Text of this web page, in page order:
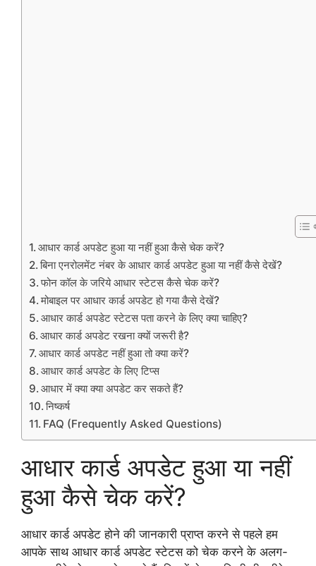
आधार कार्ड अपडेट हुआ या नहीं हुआ कैसे चेक करें?
बिना एनरोलमेंट नंबर के आधार कार्ड अपडेट हुआ या नहीं कैसे देखें?
फोन कॉल के जरिये आधार स्टेटस कैसे चेक करें?
मोबाइल पर आधार कार्ड अपडेट हो गया कैसे देखें?
आधार कार्ड अपडेट स्टेटस पता करने के लिए क्या चाहिए?
आधार कार्ड अपडेट रखना क्यों जरूरी है?
आधार कार्ड अपडेट नहीं हुआ तो क्या करें?
आधार कार्ड अपडेट के लिए टिप्स
आधार में क्या क्या अपडेट कर सकते हैं?
निष्कर्ष
FAQ (Frequently Asked Questions)
आधार कार्ड अपडेट हुआ या नहीं
हुआ कैसे चेक करें?
आधार कार्ड अपडेट होने की जानकारी प्राप्त करने से पहले हम
आपके साथ आधार कार्ड अपडेट स्टेटस को चेक करने के अलग-